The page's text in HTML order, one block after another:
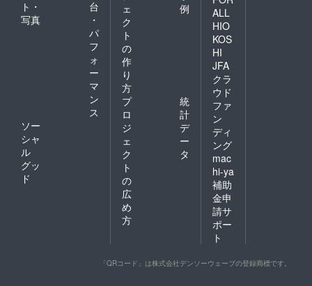
ト・
写真
台
・
パ
フ
ォ
ー
マ
ン
ス
ソー
シャ
ル
グッ
ド
ェ
ク
ト
の
作
り
方
例
プ
ロ
ジ
ェ
ク
ト
の
広
め
方
統
計
デ
ー
タ
ALL
HIO
KOS
HI
JFA
クラ
ウド
ファ
ン
ディ
ング
mac
hi-ya
補助
金申
請サ
ポー
ト
「QRコード」は株式会社デンソーウェーブの登録商標です。